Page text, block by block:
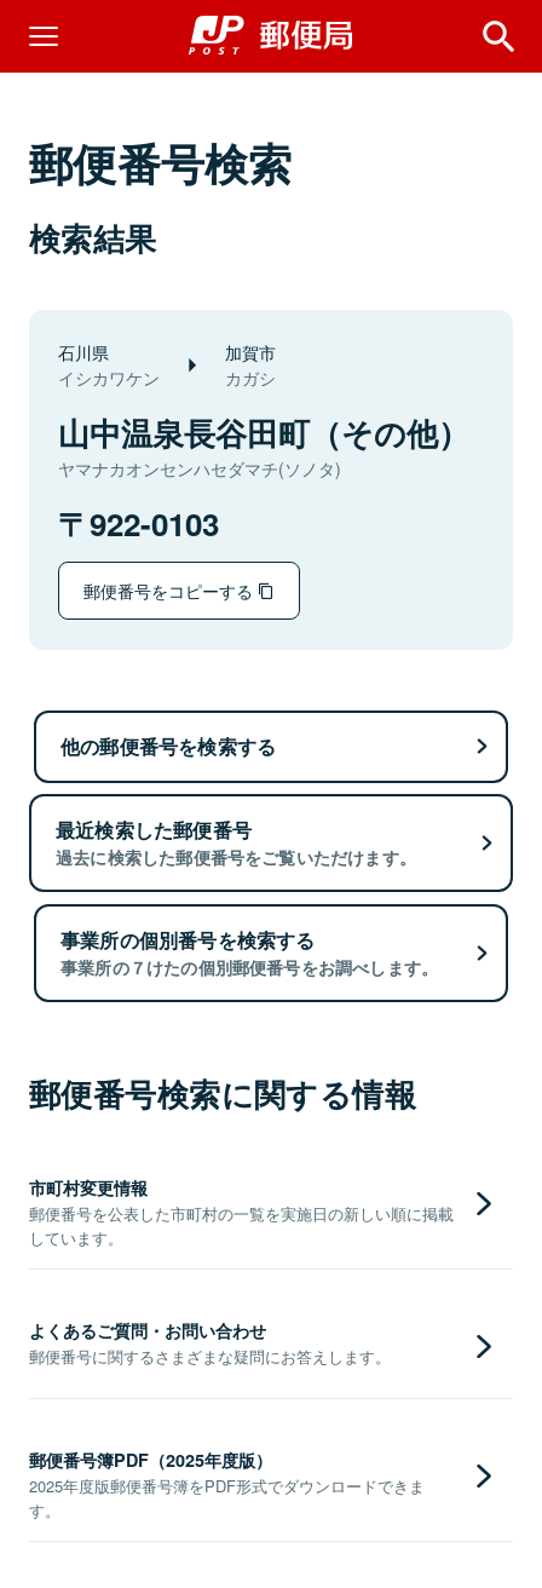
郵便番号検索
検索結果
石川県
イシカワケン
加賀市
カガシ
山中温泉長谷田町（その他）
ヤマナカオンセンハセダマチ(ソノタ)
922-0103
郵便番号をコピーする
他の郵便番号を検索する
最近検索した郵便番号
過去に検索した郵便番号をご覧いただけます。
事業所の個別番号を検索する
事業所の７けたの個別郵便番号をお調べします。
郵便番号検索に関する情報
市町村変更情報
郵便番号を公表した市町村の一覧を実施日の新しい順に掲載
しています。
よくあるご質問・お問い合わせ
郵便番号に関するさまざまな疑問にお答えします。
郵便番号簿PDF（2025年度版）
2025年度版郵便番号簿をPDF形式でダウンロードできま
す。